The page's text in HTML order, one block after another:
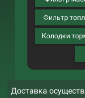
Фильтр
Колодки
Доставка